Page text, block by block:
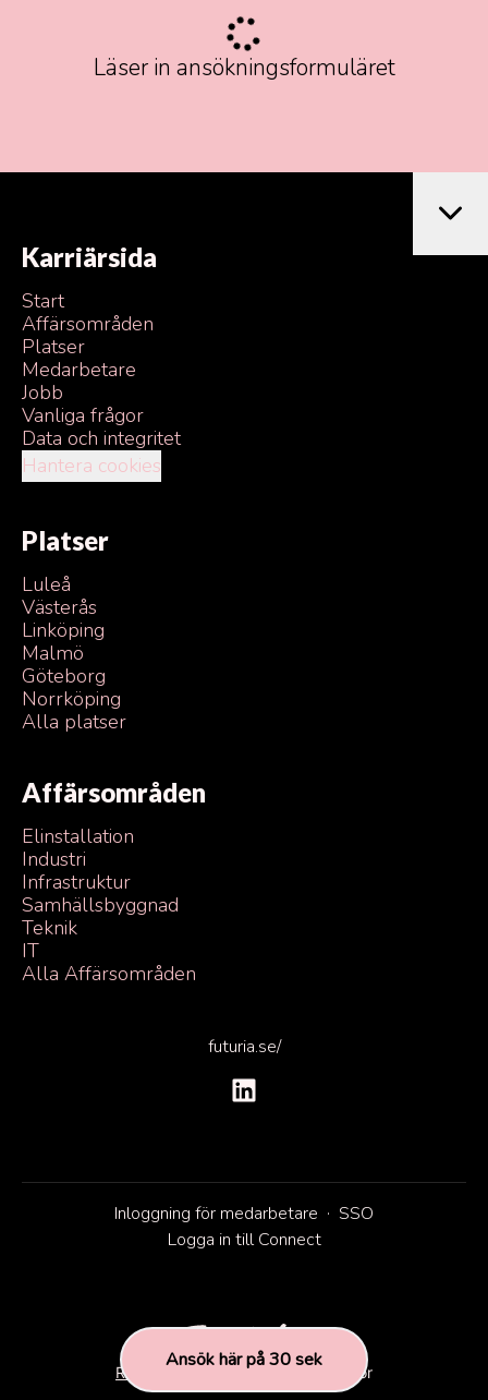
Ansök här på 30 sek
Läser in ansökningsformuläret
Karriärsida
Start
Affärsområden
Platser
Medarbetare
Jobb
Vanliga frågor
Data och integritet
Hantera cookies
Platser
Luleå
Västerås
Linköping
Malmö
Göteborg
Norrköping
Alla platser
Affärsområden
Elinstallation
Industri
Infrastruktur
Samhällsbyggnad
Teknik
IT
Alla Affärsområden
futuria.se/
Inloggning för medarbetare · SSO
Logga in till Connect
Rekryteringsverktyg från Teamtailor